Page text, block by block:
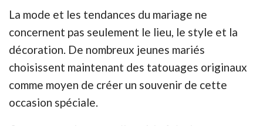
La mode et les tendances du mariage ne
concernent pas seulement le lieu, le style et la
décoration. De nombreux jeunes mariés
choisissent maintenant des tatouages originaux
comme moyen de créer un souvenir de cette
occasion spéciale.